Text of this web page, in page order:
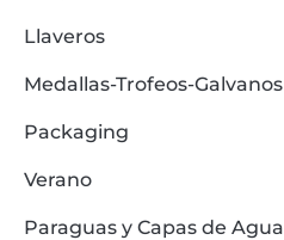
Llaveros
Medallas-Trofeos-Galvanos
Packaging
Verano
Paraguas y Capas de Agua